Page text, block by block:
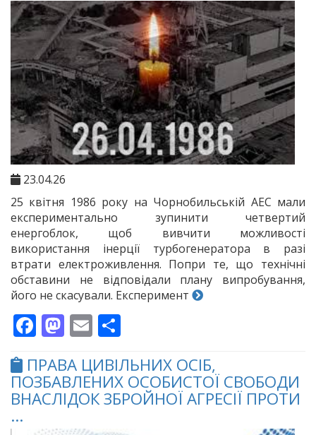
23.04.26
25 квітня 1986 року на Чорнобильській АЕС мали
експериментально зупинити четвертий
енергоблок, щоб вивчити можливості
використання інерції турбогенератора в разі
втрати електроживлення. Попри те, що технічні
обставини не відповідали плану випробування,
його не скасували. Експеримент
Facebook
Mastodon
Email
ПРАВА ЦИВІЛЬНИХ ОСІБ,
ПОЗБАВЛЕНИХ ОСОБИСТОЇ СВОБОДИ
ВНАСЛІДОК ЗБРОЙНОЇ АГРЕСІЇ ПРОТИ
...